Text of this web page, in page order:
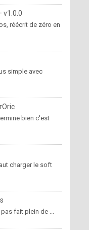
v1.0.0
réécrit de zéro en
simple avec
bien c'est
charger le soft
fait plein de ...